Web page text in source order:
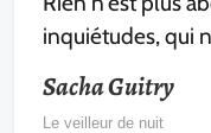
inquiétudes, qui
Sacha Guitry
Le veilleur de nuit